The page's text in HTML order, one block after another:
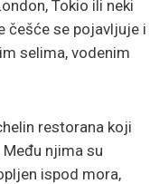
Tokio ili neki
češće se pojavljuje i
selima, vodenim
restorana koji
njima su
ispod mora,